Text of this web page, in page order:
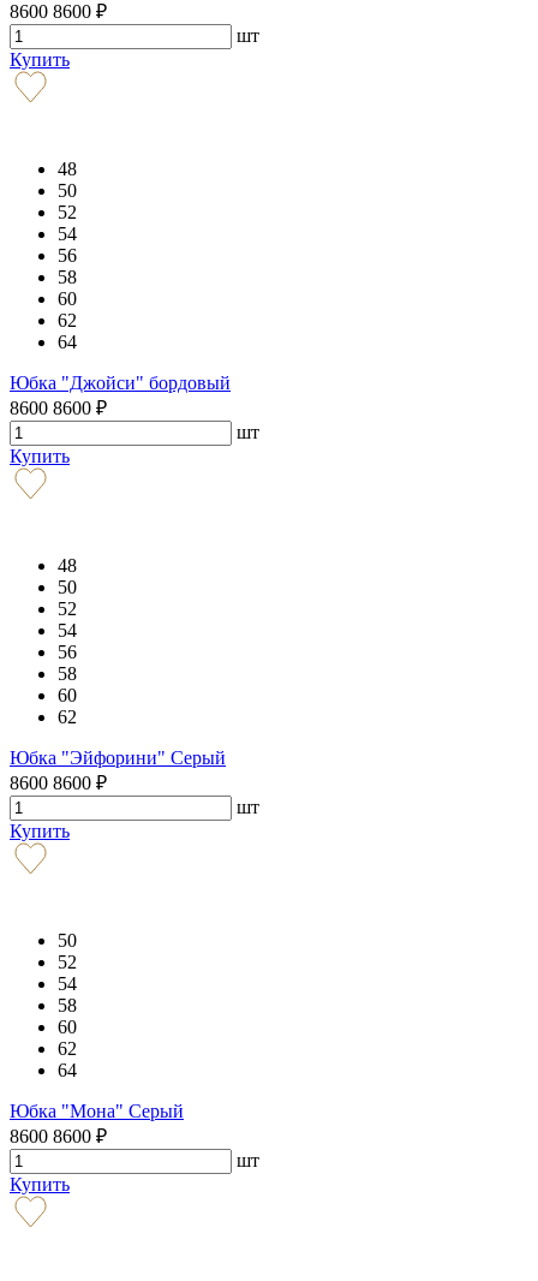
8600 8600 ₽
шт
Купить
48
50
52
54
56
58
60
62
64
Юбка "Джойси" бордовый
8600 8600 ₽
шт
Купить
48
50
52
54
56
58
60
62
Юбка "Эйфорини" Серый
8600 8600 ₽
шт
Купить
50
52
54
58
60
62
64
Юбка "Мона" Серый
8600 8600 ₽
шт
Купить